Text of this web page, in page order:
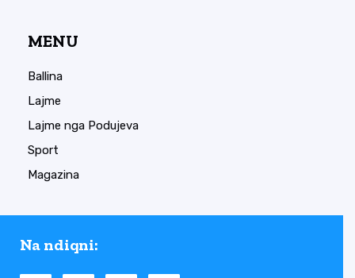
MENU
Ballina
Lajme
Lajme nga Podujeva
Sport
Magazina
Na ndiqni: